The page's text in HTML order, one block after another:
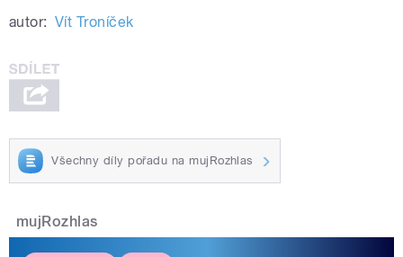
autor: Vít Troníček
Všechny díly pořadu na mujRozhlas
mujRozhlas